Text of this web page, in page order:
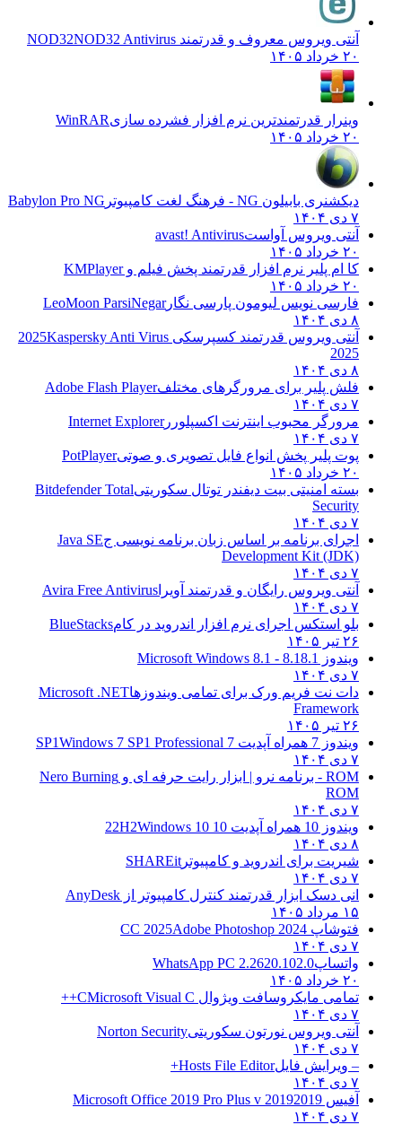
آنتی ویروس معروف و قدرتمند NOD32 NOD32 Antivirus
۲۰ خرداد ۱۴۰۵
وینرار قدرتمندترین نرم افزار فشرده سازیWinRAR
۲۰ خرداد ۱۴۰۵
دیکشنری بابیلون NG - فرهنگ لغت کامپیوتر
Babylon Pro NG
۷ دی ۱۴۰۴
آنتی ویروس آواستavast! Antivirus
۲۰ خرداد ۱۴۰۵
کا ام پلیر نرم افزار قدرتمند پخش فیلم وKMPlayer
۲۰ خرداد ۱۴۰۵
فارسی نویس لیومون پارسی نگارLeoMoon ParsiNegar
۸ دی ۱۴۰۴
آنتی ویروس قدرتمند کسپرسکی 2025 Kaspersky Anti Virus
2025
۸ دی ۱۴۰۴
فلش پلیر برای مرورگرهای مختلفAdobe Flash Player
۷ دی ۱۴۰۴
مرورگر محبوب اینترنت اکسپلوررInternet Explorer
۷ دی ۱۴۰۴
پوت پلیر پخش انواع فایل تصویری و صوتیPotPlayer
۲۰ خرداد ۱۴۰۵
بسته امنیتی بیت دیفندر توتال سکوریتیBitdefender Total
Security
۷ دی ۱۴۰۴
اجرای برنامه بر اساس زبان برنامه نویسی جJava SE
Development Kit (JDK)
۷ دی ۱۴۰۴
آنتی ویروس رایگان و قدرتمند آویرا Avira Free Antivirus
۷ دی ۱۴۰۴
بلو استکس اجرای نرم افزار اندروید در کامBlueStacks
۲۶ تیر ۱۴۰۵
ویندوز 8.1
8.1 - Microsoft Windows 8.1
۷ دی ۱۴۰۴
دات نت فریم ورک برای تمامی ویندوزهاMicrosoft .NET
Framework
۲۶ تیر ۱۴۰۵
ویندوز 7 همراه آپدیت 7 SP1
Windows 7 SP1 Professional
۷ دی ۱۴۰۴
ROM - برنامه نرو | ابزار رایت حرفه ای و
Nero Burning
ROM
۷ دی ۱۴۰۴
ویندوز 10 همراه آپدیت 10 22H2
Windows 10
۸ دی ۱۴۰۴
شیریت برای اندروید و کامپیوتر SHAREit
۷ دی ۱۴۰۴
انی دسک ابزار قدرتمند کنترل کامپیوتر از AnyDesk
۱۵ مرداد ۱۴۰۵
فتوشاپ CC 2025 Adobe Photoshop 2024
۷ دی ۱۴۰۴
واتساپWhatsApp PC 2.2620.102.0
۲۰ خرداد ۱۴۰۵
تمامی مایکروسافت ویژوال C Microsoft Visual C++
۷ دی ۱۴۰۴
آنتی ویروس نورتون سکوریتیNorton Security
۷ دی ۱۴۰۴
– ویرایش فایلHosts File Editor+
۷ دی ۱۴۰۴
آفیس 2019 2019 Microsoft Office 2019 Pro Plus v
۷ دی ۱۴۰۴